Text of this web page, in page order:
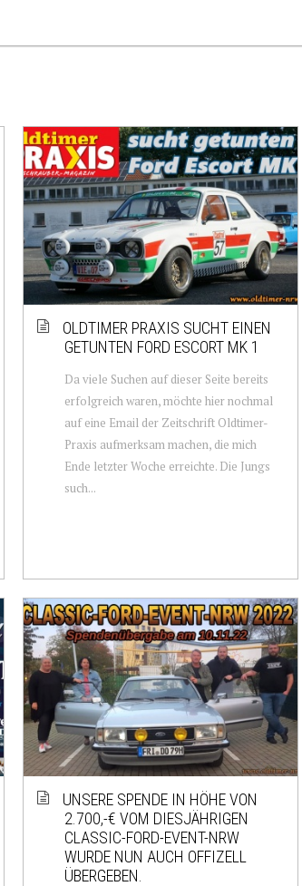
OLDTIMER PRAXIS SUCHT EINEN
GETUNTEN FORD ESCORT MK 1
Da viele Suchen auf dieser Seite bereits
erfolgreich waren, möchte hier nochmal
auf eine Email der Zeitschrift Oldtimer-
Praxis aufmerksam machen, die mich
Ende letzter Woche erreichte. Die Jungs
such...
UNSERE SPENDE IN HÖHE VON
2.700,-€ VOM DIESJÄHRIGEN
CLASSIC-FORD-EVENT-NRW
WURDE NUN AUCH OFFIZELL
ÜBERGEBEN.